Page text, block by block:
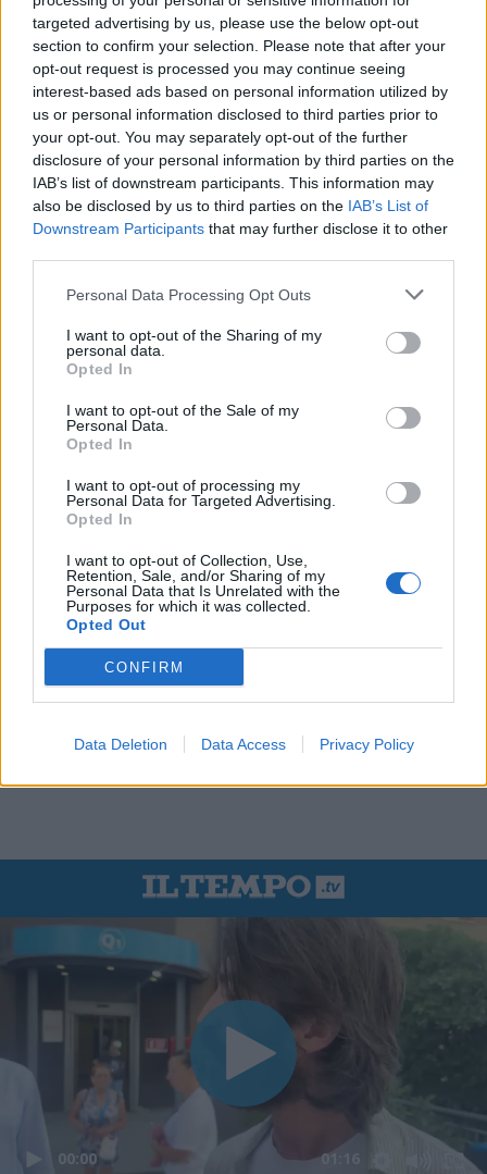
targeted advertising by us, please use the below opt-out
section to confirm your selection. Please note that after your
opt-out request is processed you may continue seeing
interest-based ads based on personal information utilized by
us or personal information disclosed to third parties prior to
your opt-out. You may separately opt-out of the further
disclosure of your personal information by third parties on the
IAB’s list of downstream participants. This information may
also be disclosed by us to third parties on the IAB’s List of
Downstream Participants that may further disclose it to other
Personal Data Processing Opt Outs
I want to opt-out of the Sharing of my
personal data.
Opted In
I want to opt-out of the Sale of my
Personal Data.
Opted In
I want to opt-out of processing my
Personal Data for Targeted Advertising.
Opted In
I want to opt-out of Collection, Use,
Retention, Sale, and/or Sharing of my
Personal Data that Is Unrelated with the
Purposes for which it was collected.
Opted Out
CONFIRM
Data Deletion Data Access Privacy Policy
00:00 01:16